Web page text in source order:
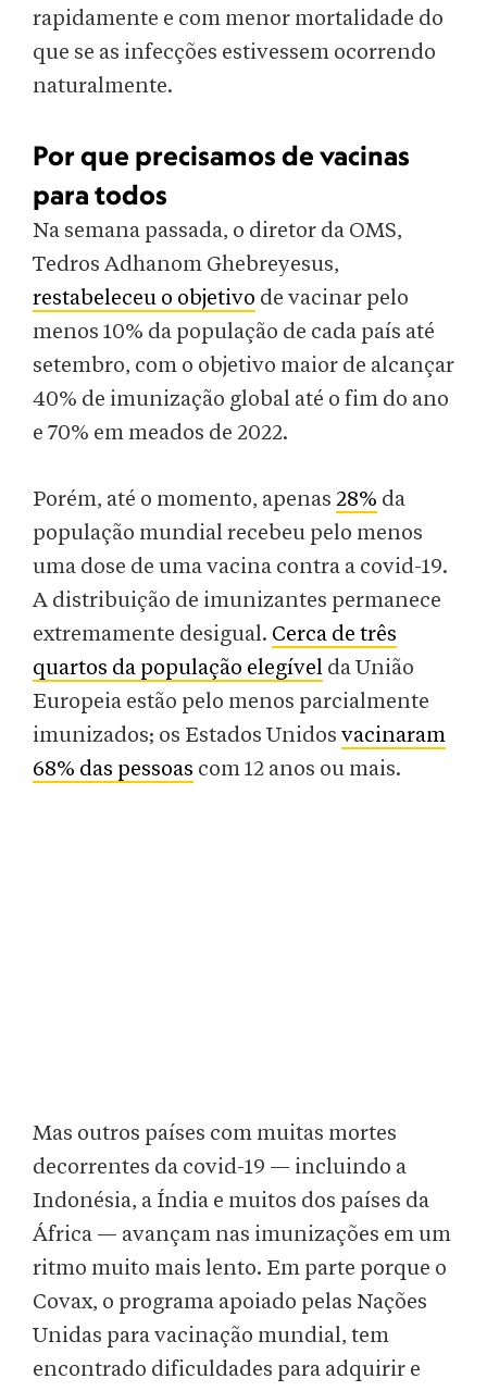
rapidamente e com menor mortalidade do
que se as infecções estivessem ocorrendo
naturalmente.
Por que precisamos de vacinas
para todos
Na semana passada, o diretor da OMS,
Tedros Adhanom Ghebreyesus,
restabeleceu o objetivo de vacinar pelo
menos 10% da população de cada país até
setembro, com o objetivo maior de alcançar
40% de imunização global até o fim do ano
e 70% em meados de 2022.
Porém, até o momento, apenas 28% da
população mundial recebeu pelo menos
uma dose de uma vacina contra a covid-19.
A distribuição de imunizantes permanece
extremamente desigual. Cerca de três
quartos da população elegível da União
Europeia estão pelo menos parcialmente
imunizados; os Estados Unidos vacinaram
68% das pessoas com 12 anos ou mais.
Mas outros países com muitas mortes
decorrentes da covid-19 — incluindo a
Indonésia, a Índia e muitos dos países da
África — avançam nas imunizações em um
ritmo muito mais lento. Em parte porque o
Covax, o programa apoiado pelas Nações
Unidas para vacinação mundial, tem
encontrado dificuldades para adquirir e